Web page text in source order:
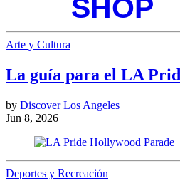
Arte y Cultura
La guía para el LA
by Discover Los Angeles
Jun 8, 2026
Deportes y Recreación